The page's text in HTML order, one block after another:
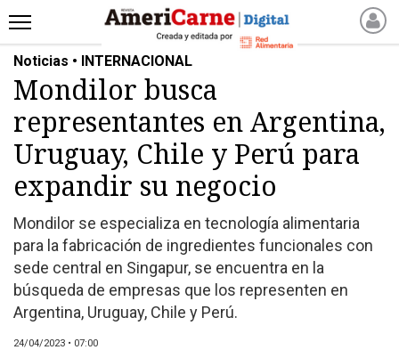
INICIO
NOTICIAS RECIENTES
NOTICIAS
ARTICULOS
PRODUCCIÓN
PROCESO
PRODUCTO
NUEVOS PRODUCTOS
MARKETPLACE
REVISTAS
Noticias • INTERNACIONAL
Mondilor busca
representantes en Argentina,
Uruguay, Chile y Perú para
expandir su negocio
Mondilor se especializa en tecnología alimentaria
para la fabricación de ingredientes funcionales con
sede central en Singapur, se encuentra en la
búsqueda de empresas que los representen en
Argentina, Uruguay, Chile y Perú.
24/04/2023 • 07:00